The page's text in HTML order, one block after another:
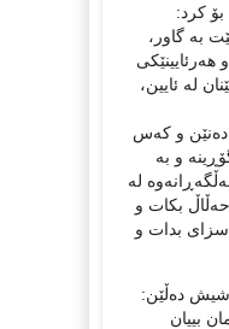
بۆ کرد:
بە گاور،
لە ئایین،
و کەس
و بە
لە
بکات و
بدات و
دەڵێن:
بییان